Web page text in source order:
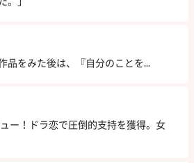
品をみた後は、『自分のことを...
ー！ドラ恋で圧倒的支持を獲得。女